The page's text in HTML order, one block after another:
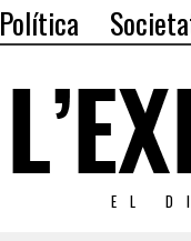
Política
EL